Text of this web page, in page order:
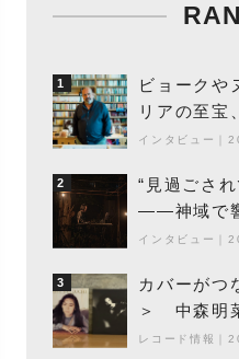
1
ビョークや
リアの至宝
エントの巨
インタビュー
2
“見過ごさ
――神域で
丁の『赤城
インタビュー
3
カバーがつ
＞ 中森明
レコード情報